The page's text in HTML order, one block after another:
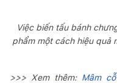
Việc biến tấu bánh
phẩm một cách hiệu quả
>>> Xem thêm: Mâm